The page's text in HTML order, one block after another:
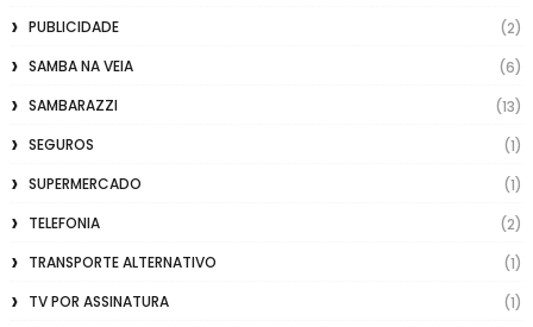
PUBLICIDADE
(2)
SAMBA NA VEIA
(6)
SAMBARAZZI
(13)
SEGUROS
(1)
SUPERMERCADO
(1)
TELEFONIA
(2)
TRANSPORTE ALTERNATIVO
(1)
TV POR ASSINATURA
(1)